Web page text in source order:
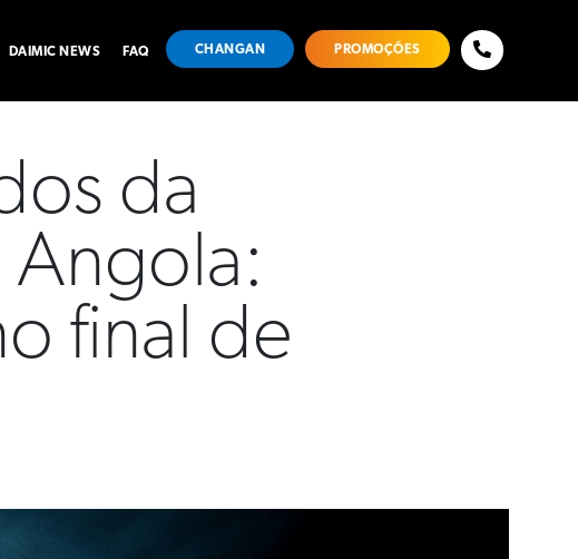
DAIMIC NEWS FAQ CHANGAN PROMOÇÕES
da
Angola:
final de